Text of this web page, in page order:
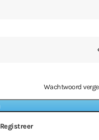
Wachtwoord
Registreer